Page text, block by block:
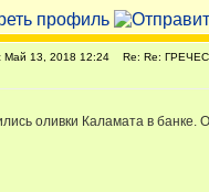
Май 13, 2018 12:24 Re: Re:
оливки Каламата в банке.